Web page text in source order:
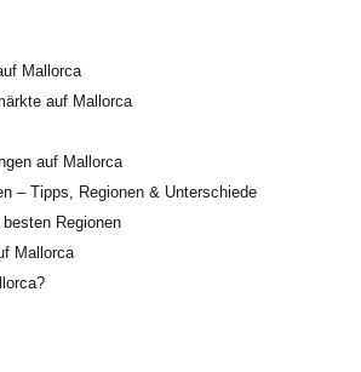
Mallorca
auf Mallorca
auf Mallorca
– Tipps, Regionen & Unterschiede
Regionen
Mallorca